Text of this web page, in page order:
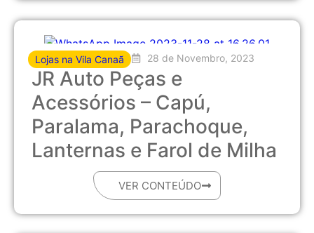
Lojas na Vila Canaã 28 de Novembro, 2023
JR Auto Peças e
Acessórios – Capú,
Paralama, Parachoque,
Lanternas e Farol de Milha
VER CONTEÚDO